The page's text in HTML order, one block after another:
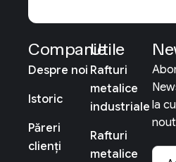
Companie
Despre noi
Istoric
Păreri
clienți
Utile
Rafturi
metalice
industriale
Rafturi
metalice
la